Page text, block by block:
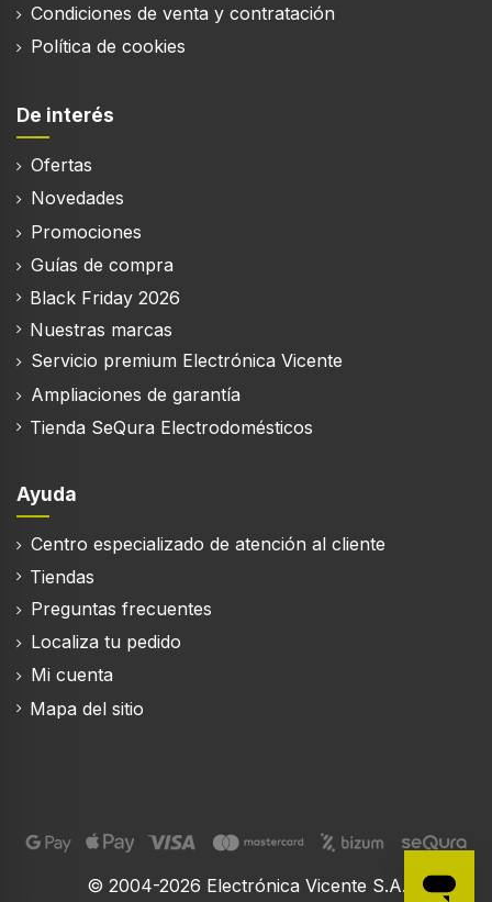
Condiciones de venta y contratación
Política de cookies
De interés
Ofertas
Novedades
Promociones
Guías de compra
Black Friday 2026
Nuestras marcas
Servicio premium Electrónica Vicente
Ampliaciones de garantía
Tienda SeQura Electrodomésticos
Ayuda
Centro especializado de atención al cliente
Tiendas
Preguntas frecuentes
Localiza tu pedido
Mi cuenta
Mapa del sitio
© 2004-2026 Electrónica Vicente S.A.